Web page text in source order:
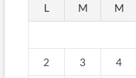
L M M
2 3 4